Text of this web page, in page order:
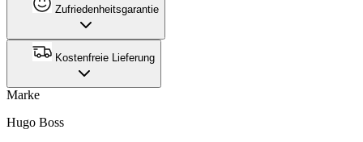
Zufriedenheitsgarantie
Kostenfreie Lieferung
Marke
Hugo Boss